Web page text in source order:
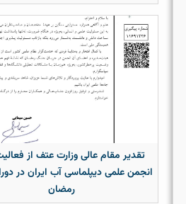
تقدیر مقام عالی وزارت عتف از
انجمن علمی دیپلماسی آب ایران در
رمضان